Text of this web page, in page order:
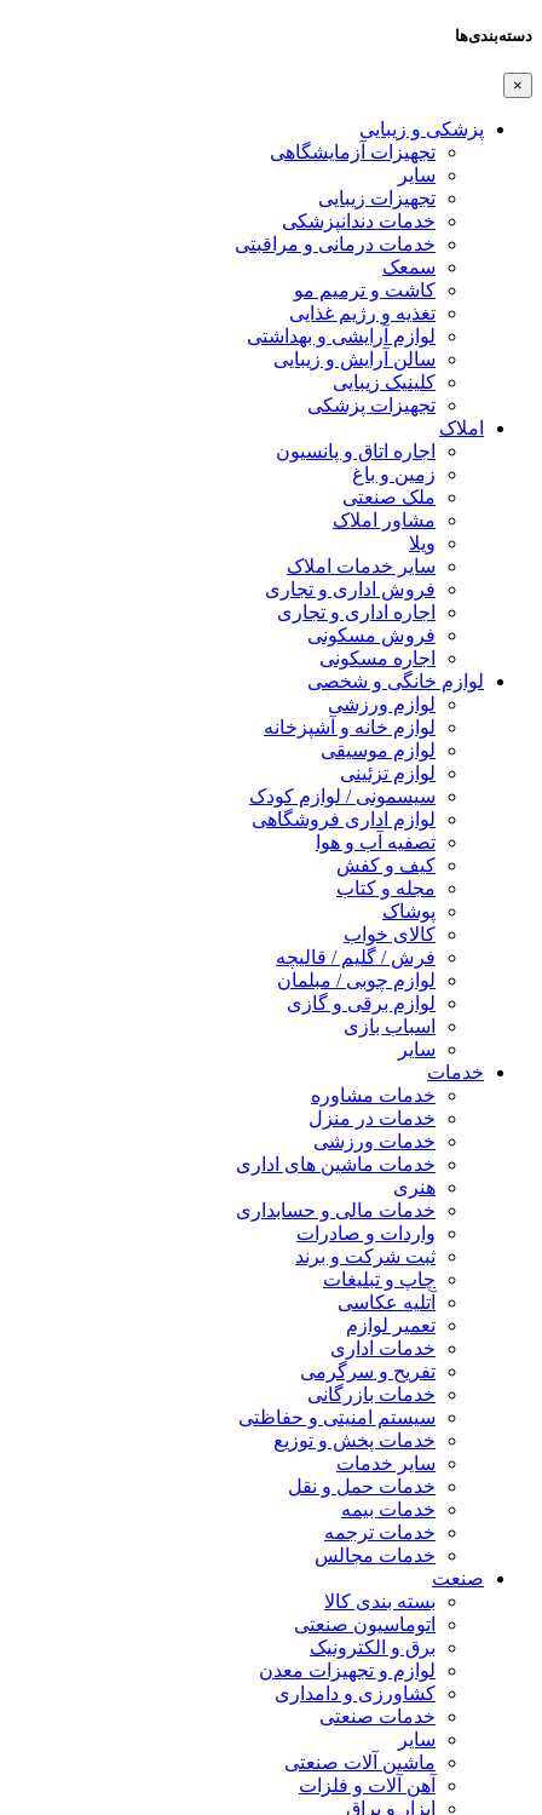
دسته‌بندی‌ها
×
پزشکی و زیبایی
تجهیزات آزمایشگاهی
سایر
تجهیزات زیبایی
خدمات دندانپزشکی
خدمات درمانی و مراقبتی
سمعک
کاشت و ترمیم مو
تغذیه و رژیم غذایی
لوازم آرایشی و بهداشتی
سالن آرایش و زیبایی
کلینیک زیبایی
تجهیزات پزشکی
املاک
اجاره اتاق و پانسیون
زمین و باغ
ملک صنعتی
مشاور املاک
ویلا
سایر خدمات املاک
فروش اداری و تجاری
اجاره اداری و تجاری
فروش مسکونی
اجاره مسکونی
لوازم خانگی و شخصی
لوازم ورزشی
لوازم خانه و آشپزخانه
لوازم موسیقی
لوازم تزئینی
سیسمونی / لوازم کودک
لوازم اداری فروشگاهی
تصفیه آب و هوا
کیف و کفش
مجله و کتاب
پوشاک
کالای خواب
فرش / گلیم / قالیچه
لوازم چوبی / مبلمان
لوازم برقی و گازی
اسباب بازی
سایر
خدمات
خدمات مشاوره
خدمات در منزل
خدمات ورزشی
خدمات ماشین های اداری
هنری
خدمات مالی و حسابداری
واردات و صادرات
ثبت شرکت و برند
چاپ و تبلیغات
آتلیه عکاسی
تعمیر لوازم
خدمات اداری
تفریح و سرگرمی
خدمات بازرگانی
سیستم امنیتی و حفاظتی
خدمات پخش و توزیع
سایر خدمات
خدمات حمل و نقل
خدمات بیمه
خدمات ترجمه
خدمات مجالس
صنعت
بسته بندی کالا
اتوماسیون صنعتی
برق و الکترونیک
لوازم و تجهیزات معدن
کشاورزی و دامداری
خدمات صنعتی
سایر
ماشین آلات صنعتی
آهن آلات و فلزات
ابزار و یراق